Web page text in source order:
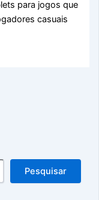
para jogos que
casuais
Pesquisar